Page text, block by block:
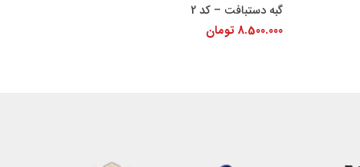
گبه دستبافت – کد 2
8.500.000 تومان